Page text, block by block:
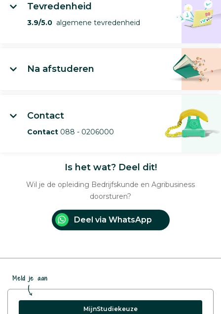
Tevredenheid
3.9/5.0 algemene tevredenheid
Na afstuderen
Contact
Contact 088 - 0206000
Is het wat? Deel dit!
Wil je de opleiding Bedrijfskunde en Agribusiness
doorsturen?
Deel via WhatsApp
Meld je aan
MijnStudiekeuze